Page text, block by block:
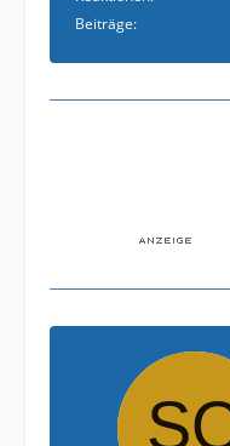
Beiträge